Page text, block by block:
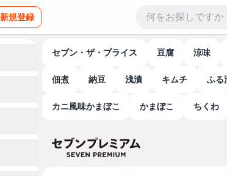
新規登録
セブン・ザ・プライス 豆腐 涼味
佃煮 納豆 浅漬 キムチ ふ
カニ風味かまぼこ かまぼこ ちくわ